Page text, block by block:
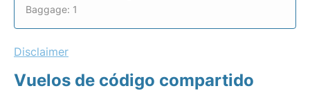
Baggage: 1
Disclaimer
Vuelos de código compartido